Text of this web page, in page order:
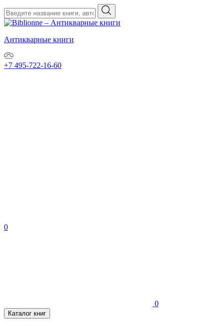
Антикварные книги
+7 495-722-16-60
0
0
Каталог книг